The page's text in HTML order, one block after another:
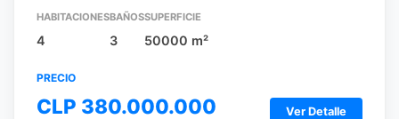
HABITACIONES
4
BAÑOS
3
SUPERFICIE
50000 m²
PRECIO
CLP 380.000.000 Ver Detalle